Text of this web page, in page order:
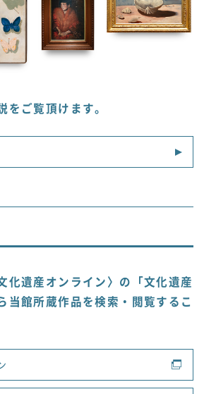
ご覧頂けます。
化遺産オンライン〉の「文化遺産
当館所蔵作品を検索・閲覧するこ